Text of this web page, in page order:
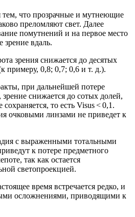
тем, что прозрачные и мутнеющие
преломляют свет. Далее
помутнений и на первое место
зрение вдаль.
зрения снижается до десятых
примеру, 0,8; 0,7; 0,6 и т. д.).
при дальнейшей потере
зрение снижается до сотых долей,
то есть Visus < 0,1.
очковыми линзами не приведет к
с выраженными тотальными
к потере предметного
так как остается
светопроекцией.
время встречается редко, и
осложнениями, приводящими к